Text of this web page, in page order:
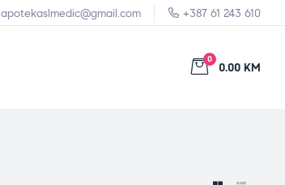
apotekaslmedic@gmail.com +387 61 243 610
0
0.00 KM